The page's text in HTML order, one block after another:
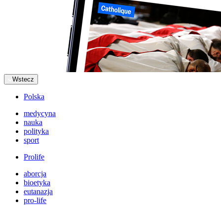
Wstecz
Polska
medycyna
nauka
polityka
sport
Prolife
aborcja
bioetyka
eutanazja
pro-life